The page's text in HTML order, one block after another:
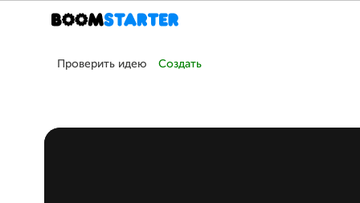
Проверить идею Создать